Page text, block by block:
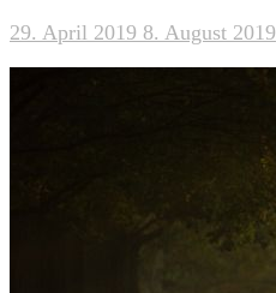
29. April 2019 8. August 2019